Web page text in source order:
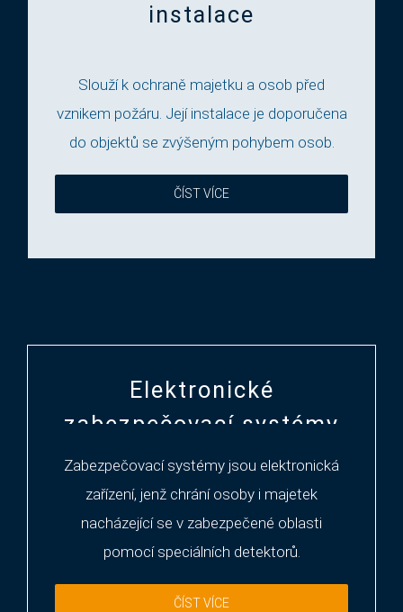
instalace
Slouží k ochraně majetku a osob před
vznikem požáru. Její instalace je doporučena
do objektů se zvýšeným pohybem osob.
ČÍST VÍCE
Elektronické
zabezpečovací systémy
Zabezpečovací systémy jsou elektronická
zařízení, jenž chrání osoby i majetek
nacházející se v zabezpečené oblasti
pomocí speciálních detektorů.
ČÍST VÍCE